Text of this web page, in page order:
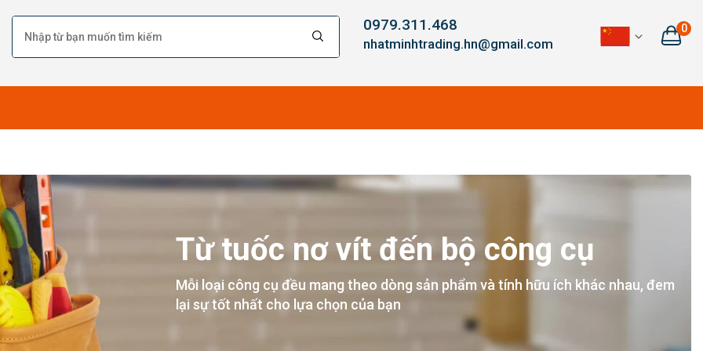
0979.311.468
nhatminhtrading.hn@gmail.com
0
Từ tuốc nơ vít đến bộ công cụ
Mỗi loại công cụ đều mang theo dòng sản phẩm và tính hữu ích khác nhau, đem
lại sự tốt nhất cho lựa chọn của bạn